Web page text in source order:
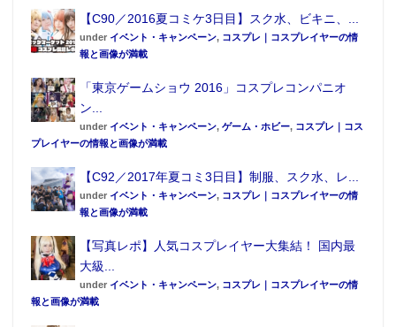
【C90／2016夏コミケ3日目】スク水、ビキニ、...
under イベント・キャンペーン, コスプレ｜コスプレイヤーの情
報と画像が満載
「東京ゲームショウ 2016」コスプレコンパニオ
ン...
under イベント・キャンペーン, ゲーム・ホビー, コスプレ｜コス
プレイヤーの情報と画像が満載
【C92／2017年夏コミ3日目】制服、スク水、レ...
under イベント・キャンペーン, コスプレ｜コスプレイヤーの情
報と画像が満載
【写真レポ】人気コスプレイヤー大集結！ 国内最
大級...
under イベント・キャンペーン, コスプレ｜コスプレイヤーの情
報と画像が満載